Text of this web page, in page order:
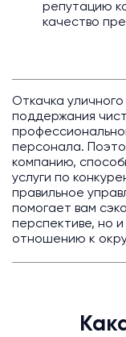
репутацию
качество
Откачка
поддержания
персонала.
компанию,
услуги по
правильное
помогает вам
перспективе, но
отношению к